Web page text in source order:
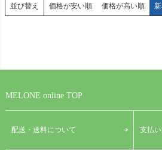
並び替え 価格が安い順 価格が高い順
MELONE online TOP
配送・送料について 支払